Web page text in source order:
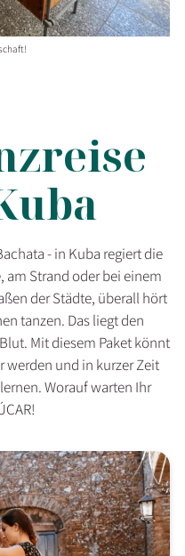
- in Kuba regiert die
am Strand oder bei einem
der Städte, überall hört
tanzen. Das liegt den
Mit diesem Paket könnt
werden und in kurzer Zeit
Worauf warten Ihr